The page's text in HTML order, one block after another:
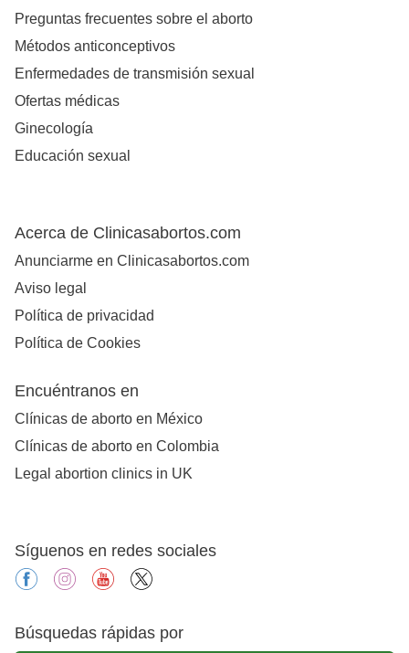
Preguntas frecuentes sobre el aborto
Métodos anticonceptivos
Enfermedades de transmisión sexual
Ofertas médicas
Ginecología
Educación sexual
Acerca de Clinicasabortos.com
Anunciarme en Clinicasabortos.com
Aviso legal
Política de privacidad
Política de Cookies
Encuéntranos en
Clínicas de aborto en México
Clínicas de aborto en Colombia
Legal abortion clinics in UK
Síguenos en redes sociales
facebookinstagramyoutube
Búsquedas rápidas por